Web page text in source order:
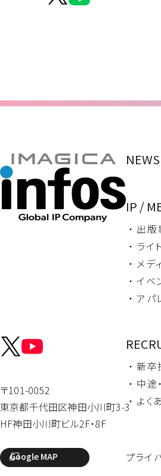
〒101-0052
東京都千代田区神田小川町3-3
HF神田小川町ビル2F・8F
Google MAP
IP /
・ 出
・ ラ
・ メデ
・ イ
・ ア
・ 新
・ 中途
・ よく
プライ